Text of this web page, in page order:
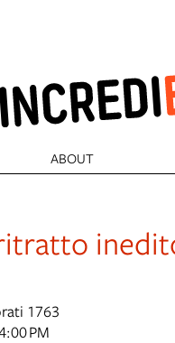
ABOUT
1763
PM